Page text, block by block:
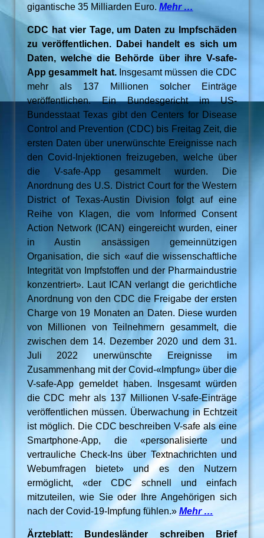
gigantische 35 Milliarden Euro. Mehr …
CDC hat vier Tage, um Daten zu Impfschäden
zu veröffentlichen. Dabei handelt es sich um
Daten, welche die Behörde über ihre V-safe-
App gesammelt hat. Insgesamt müssen die CDC
mehr als 137 Millionen solcher Einträge
veröffentlichen. Ein Bundesgericht im US-
Bundesstaat Texas gibt den Centers for Disease
Control and Prevention (CDC) bis Freitag Zeit, die
ersten Daten über unerwünschte Ereignisse nach
den Covid-Injektionen freizugeben, welche über
die V-safe-App gesammelt wurden. Die
Anordnung des U.S. District Court for the Western
District of Texas-Austin Division folgt auf eine
Reihe von Klagen, die vom Informed Consent
Action Network (ICAN) eingereicht wurden, einer
in Austin ansässigen gemeinnützigen
Organisation, die sich «auf die wissenschaftliche
Integrität von Impfstoffen und der Pharmaindustrie
konzentriert». Laut ICAN verlangt die gerichtliche
Anordnung von den CDC die Freigabe der ersten
Charge von 19 Monaten an Daten. Diese wurden
von Millionen von Teilnehmern gesammelt, die
zwischen dem 14. Dezember 2020 und dem 31.
Juli 2022 unerwünschte Ereignisse im
Zusammenhang mit der Covid-«Impfung» über die
V-safe-App gemeldet haben. Insgesamt würden
die CDC mehr als 137 Millionen V-safe-Einträge
veröffentlichen müssen. Überwachung in Echtzeit
ist möglich. Die CDC beschreiben V-safe als eine
Smartphone-App, die «personalisierte und
vertrauliche Check-Ins über Textnachrichten und
Webumfragen bietet» und es den Nutzern
ermöglicht, «der CDC schnell und einfach
mitzuteilen, wie Sie oder Ihre Angehörigen sich
nach der Covid-19-Impfung fühlen.» Mehr …
Ärzteblatt: Bundesländer schreiben Brief